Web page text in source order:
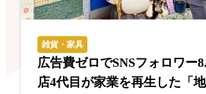
雑貨・家具
広告費ゼロでSNSフォロワー
店4代目が家業を再生した「